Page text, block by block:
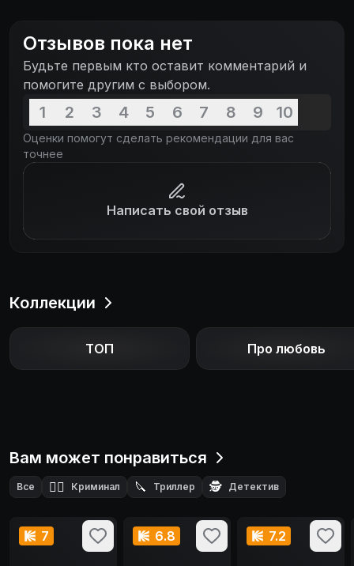
Отзывов пока нет
Будьте первым кто оставит комментарий и
помогите другим с выбором.
1 2 3 4 5 6 7 8 9 10
Оценки помогут сделать рекомендации для вас
точнее
Написать свой отзыв
Коллекции
ТОП Про любовь
Вам может понравиться
Все 🕵️‍♂️ Криминал 🔪 Триллер 🕵️ Детектив
7 6.8 7.2